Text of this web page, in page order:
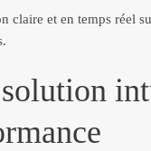
claire et en temps réel